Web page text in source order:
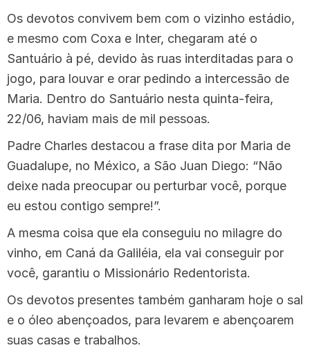
Os devotos convivem bem com o vizinho estádio,
e mesmo com Coxa e Inter, chegaram até o
Santuário à pé, devido às ruas interditadas para o
jogo, para louvar e orar pedindo a intercessão de
Maria. Dentro do Santuário nesta quinta-feira,
22/06, haviam mais de mil pessoas.
Padre Charles destacou a frase dita por Maria de
Guadalupe, no México, a São Juan Diego: “Não
deixe nada preocupar ou perturbar você, porque
eu estou contigo sempre!”.
A mesma coisa que ela conseguiu no milagre do
vinho, em Caná da Galiléia, ela vai conseguir por
você, garantiu o Missionário Redentorista.
Os devotos presentes também ganharam hoje o sal
e o óleo abençoados, para levarem e abençoarem
suas casas e trabalhos.